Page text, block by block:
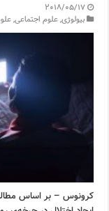
2018/05/17
بیولوژی,علوم اجتماعی,
کرونوس – بر اساس